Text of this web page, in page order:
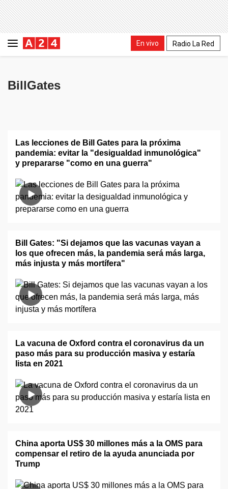
En vivo Radio La Red
BillGates
Las lecciones de Bill Gates para la próxima
pandemia: evitar la "desigualdad inmunológica"
y prepararse "como en una guerra"
Bill Gates: "Si dejamos que las vacunas vayan a
los que ofrecen más, la pandemia será más larga,
más injusta y más mortífera"
La vacuna de Oxford contra el coronavirus da un
paso más para su producción masiva y estaría
lista en 2021
China aporta US$ 30 millones más a la OMS para
compensar el retiro de la ayuda anunciada por
Trump